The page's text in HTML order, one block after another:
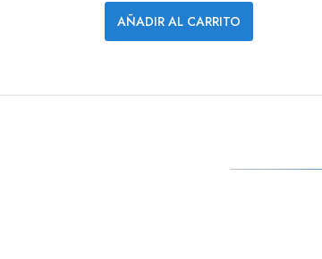
AÑADIR AL CARRITO